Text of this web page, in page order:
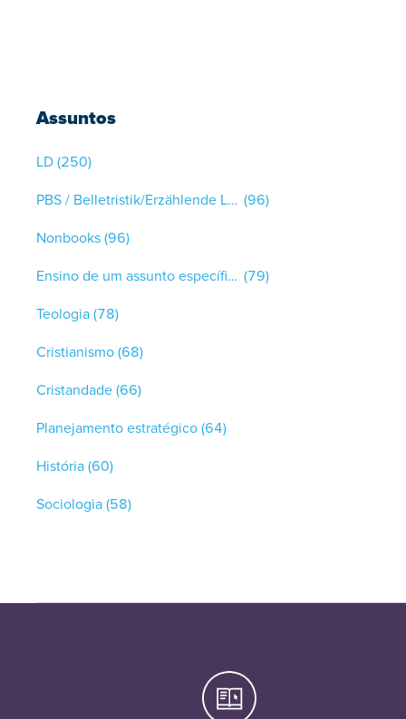
Assuntos
LD(250)
PBS / Belletristik/Erzählende Literatur (96)
Nonbooks(96)
Ensino de um assunto específico (79)
Teologia(78)
Cristianismo(68)
Cristandade(66)
Planejamento estratégico(64)
História(60)
Sociologia(58)